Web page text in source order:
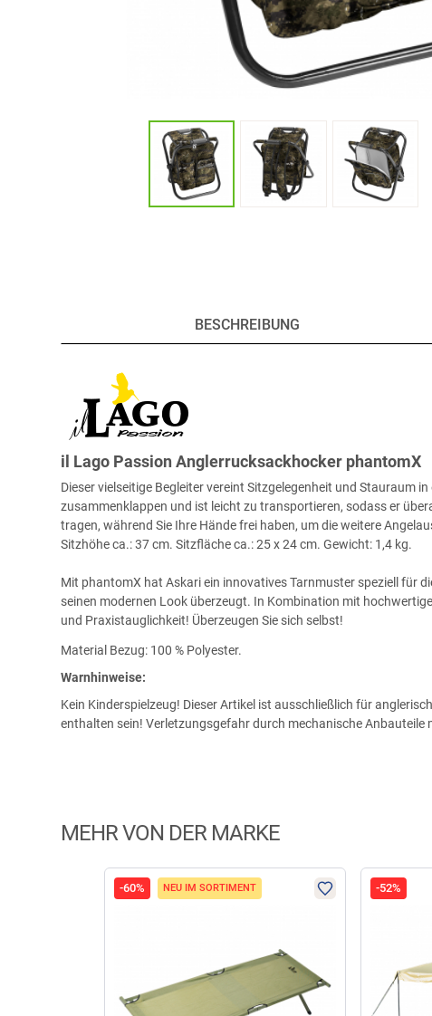
BESCHREIBUNG
il Lago Passion Anglerrucksackhocker phantomX
Dieser vielseitige Begleiter vereint Sitzgelegenheit und Stauraum
zusammenklappen und ist leicht zu transportieren, sodass er
tragen, während Sie Ihre Hände frei haben, um die weitere
Sitzhöhe ca.: 37 cm. Sitzfläche ca.: 25 x 24 cm. Gewicht: 1,4 kg.
Mit phantomX hat Askari ein innovatives Tarnmuster speziell für
seinen modernen Look überzeugt. In Kombination mit
und Praxistauglichkeit! Überzeugen Sie sich selbst!
Material Bezug: 100 % Polyester.
Warnhinweise:
Kein Kinderspielzeug! Dieser Artikel ist ausschließlich für
enthalten sein! Verletzungsgefahr durch mechanische Anbauteile
MEHR VON DER MARKE
-60% NEU IM SORTIMENT -52%